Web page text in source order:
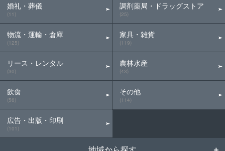
婚礼・葬儀
(11)
物流・運輸・倉庫
(125)
リース・レンタル
(30)
飲食
(56)
広告・出版・印刷
(101)
調剤薬局・ドラッグストア
(25)
家具・雑貨
(119)
農林水産
(43)
その他
(114)